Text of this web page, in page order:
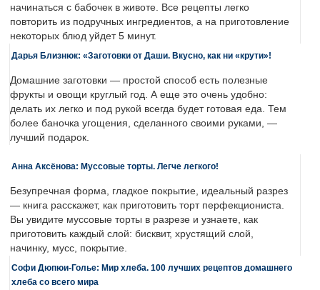
начинаться с бабочек в животе. Все рецепты легко
повторить из подручных ингредиентов, а на приготовление
некоторых блюд уйдет 5 минут.
Дарья Близнюк: «Заготовки от Даши. Вкусно, как ни «крути»!
Домашние заготовки — простой способ есть полезные
фрукты и овощи круглый год. А еще это очень удобно:
делать их легко и под рукой всегда будет готовая еда. Тем
более баночка угощения, сделанного своими руками, —
лучший подарок.
Анна Аксёнова: Муссовые торты. Легче легкого!
Безупречная форма, гладкое покрытие, идеальный разрез
— книга расскажет, как приготовить торт перфекциониста.
Вы увидите муссовые торты в разрезе и узнаете, как
приготовить каждый слой: бисквит, хрустящий слой,
начинку, мусс, покрытие.
Софи Дюпюи-Голье: Мир хлеба. 100 лучших рецептов домашнего
хлеба со всего мира